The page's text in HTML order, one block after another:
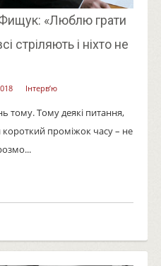
«Люблю грати
стріляють і ніхто не
Інтерв’ю
тому. Тому деякі питання,
короткий проміжок часу – не